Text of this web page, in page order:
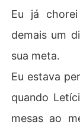
Eu já
demais um
sua meta.
Eu estava
quando
mesas ao